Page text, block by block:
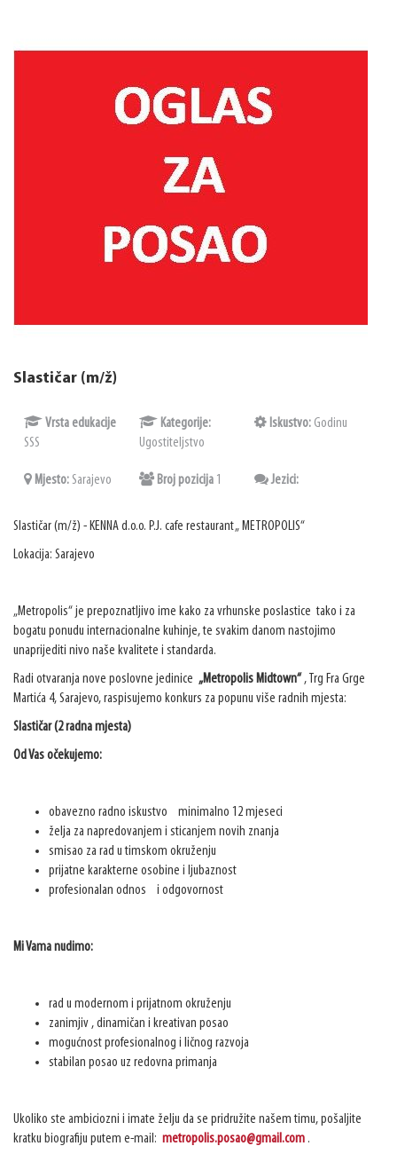
Slastičar (m/ž)
Vrsta edukacije
SSS
Kategorije:
Ugostiteljstvo
Iskustvo:Godinu
Mjesto: Sarajevo Broj pozicija 1 Jezici:
Slastičar (m/ž) - KENNA d.o.o. P.J. cafe restaurant „ METROPOLIS“
Lokacija: Sarajevo
„Metropolis“ je prepoznatljivo ime kako za vrhunske poslastice tako i za
bogatu ponudu internacionalne kuhinje, te svakim danom nastojimo
unaprijediti nivo naše kvalitete i standarda.
Radi otvaranja nove poslovne jedinice „Metropolis Midtown“, Trg Fra Grge
Martića 4, Sarajevo, raspisujemo konkurs za popunu više radnih mjesta:
Slastičar (2 radna mjesta)
Od Vas očekujemo:
obavezno radno iskustvo minimalno 12 mjeseci
želja za napredovanjem i sticanjem novih znanja
smisao za rad u timskom okruženju
prijatne karakterne osobine i ljubaznost
profesionalan odnos i odgovornost
Mi Vama nudimo:
rad u modernom i prijatnom okruženju
zanimjiv , dinamičan i kreativan posao
mogućnost profesionalnog i ličnog razvoja
stabilan posao uz redovna primanja
Ukoliko ste ambiciozni i imate želju da se pridružite našem timu, pošaljite
kratku biografiju putem e-mail: metropolis.posao@gmail.com .